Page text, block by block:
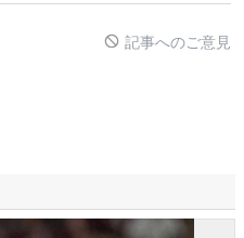
記事へのご意見